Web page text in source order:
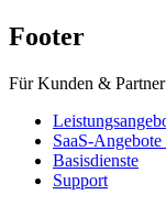
Footer
Für Kunden & Partner
SaaS-
Basisdienste
Support